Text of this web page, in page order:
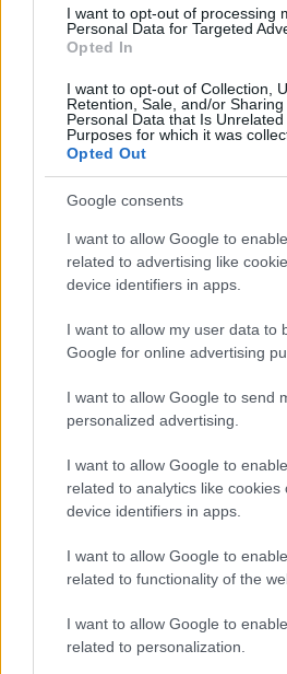
I want to opt-out of processing
Personal Data for Targeted
Opted In
I want to opt-out of Collection,
Retention, Sale, and/or
Personal Data that Is
Purposes for which it was
Opted Out
Google consents
I want to allow Google to
related to advertising like
device identifiers in apps.
I want to allow my user data to
Google for online advertising
I want to allow Google to send
personalized advertising.
I want to allow Google to
related to analytics like cookies
device identifiers in apps.
I want to allow Google to
related to functionality of the
I want to allow Google to
related to personalization.
módszerrel kidolgozott
viszont 20 százalékkal
légjármű-ipari óriás Airbus
Autodesk szoftverét,
programmal kivitelezett terv
Természetesen nem ez az
optimalizáló program. A
generatív modullal
nyomtatás
tervezésautomatizáló
Egyetemen és a hollandiai
nagyméretű nyomatokhoz
megoldásokat.
generatív tervezés
Ajánlott bejegyzések:
Egyedire